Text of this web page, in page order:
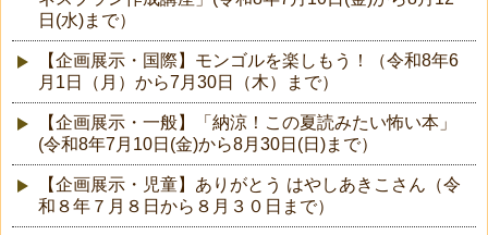
日(水)まで）
【企画展示・国際】モンゴルを楽しもう！（令和8年6
月1日（月）から7月30日（木）まで）
【企画展示・一般】「納涼！この夏読みたい怖い本」
(令和8年7月10日(金)から8月30日(日)まで）
【企画展示・児童】ありがとう はやしあきこさん（令
和８年７月８日から８月３０日まで）